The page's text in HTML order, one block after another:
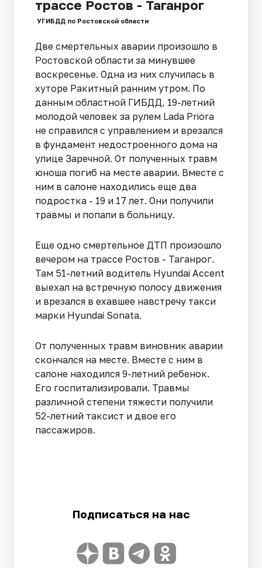
трассе Ростов - Таганрог
УГИБДД по Ростовской области
Две смертельных аварии произошло в
Ростовской области за минувшее
воскресенье. Одна из них случилась в
хуторе Ракитный ранним утром. По
данным областной ГИБДД, 19-летний
молодой человек за рулем Lada Priora
не справился с управлением и врезался
в фундамент недостроенного дома на
улице Заречной. От полученных травм
юноша погиб на месте аварии. Вместе с
ним в салоне находились еще два
подростка - 19 и 17 лет. Они получили
травмы и попали в больницу.
Еще одно смертельное ДТП произошло
вечером на трассе Ростов - Таганрог.
Там 51-летний водитель Hyundai Accent
выехал на встречную полосу движения
и врезался в ехавшее навстречу такси
марки Hyundai Sonata.
От полученных травм виновник аварии
скончался на месте. Вместе с ним в
салоне находился 9-летний ребенок.
Его госпитализировали. Травмы
различной степени тяжести получили
52-летний таксист и двое его
пассажиров.
Подписаться на нас